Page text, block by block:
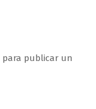
para publicar un